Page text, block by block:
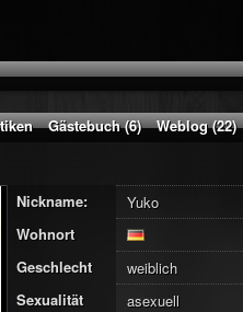
Gästebuch (6) Weblog (22)
Nickname:
Yuko
Wohnort
Geschlecht
weiblich
Sexualität
asexuell